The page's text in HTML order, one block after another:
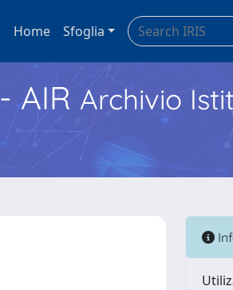
Home Sfoglia
- AIR Archivio